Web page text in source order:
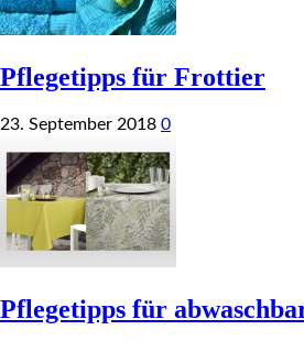
Pflegetipps für Frottier
23. September 2018 0
Pflegetipps für